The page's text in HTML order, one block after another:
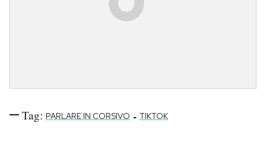
Tag: PARLARE IN CORSIVO - TIKTOK